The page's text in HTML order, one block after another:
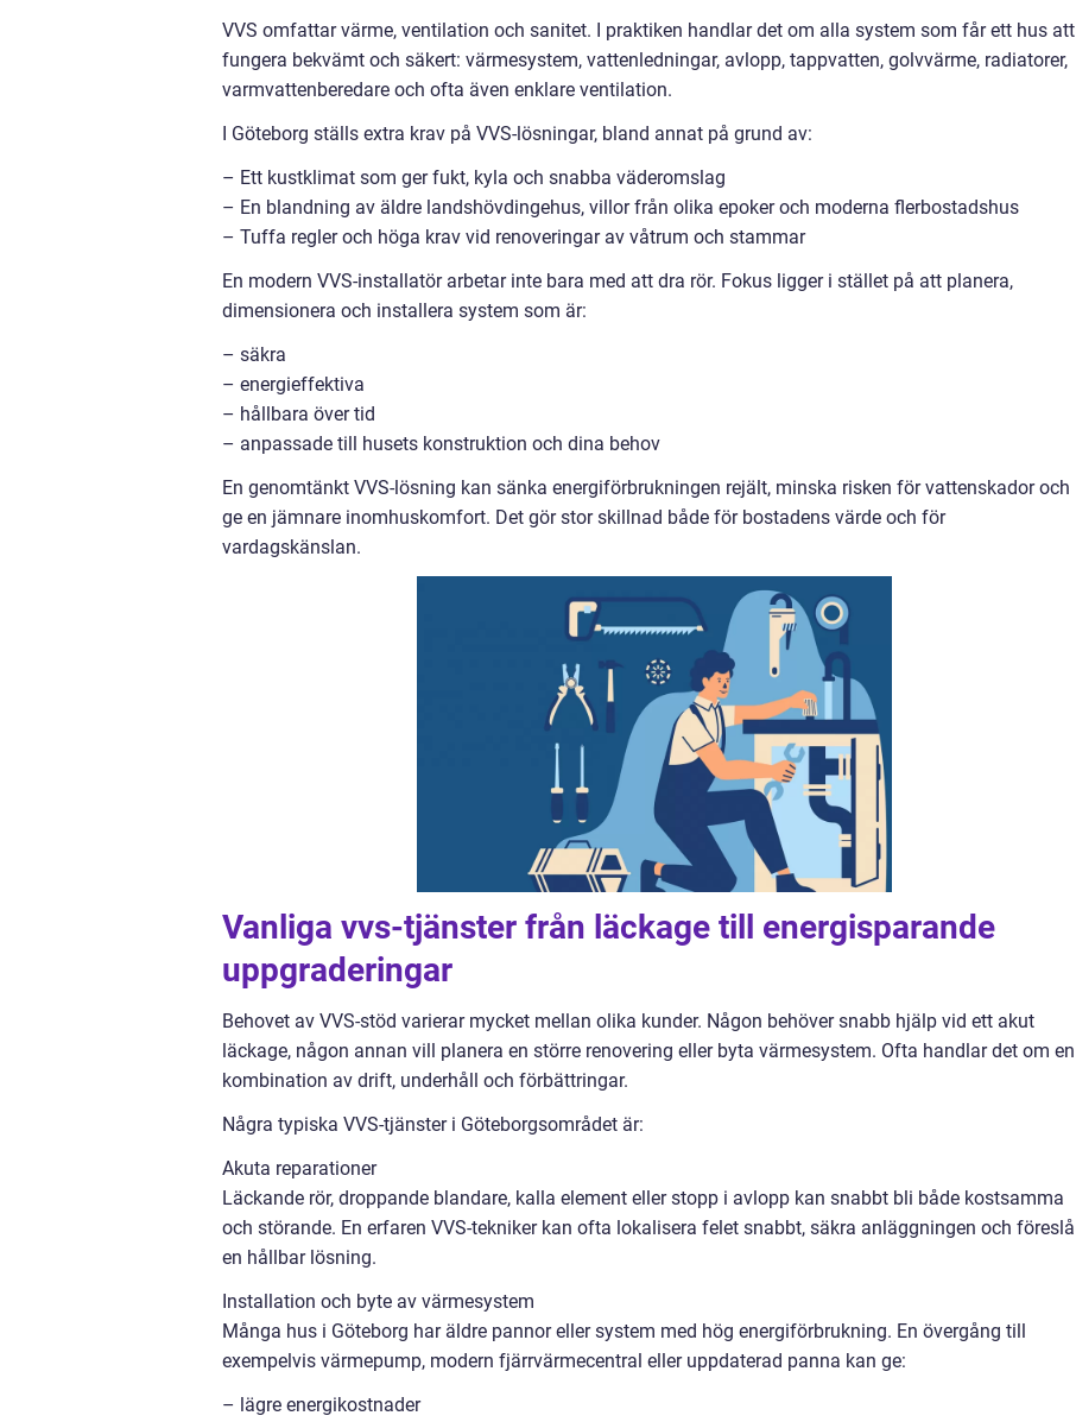
VVS omfattar värme, ventilation och sanitet. I praktiken handlar det om alla system som får ett hus att
fungera bekvämt och säkert: värmesystem, vattenledningar, avlopp, tappvatten, golvvärme, radiatorer,
varmvattenberedare och ofta även enklare ventilation.
I Göteborg ställs extra krav på VVS-lösningar, bland annat på grund av:
– Ett kustklimat som ger fukt, kyla och snabba väderomslag
– En blandning av äldre landshövdingehus, villor från olika epoker och moderna flerbostadshus
– Tuffa regler och höga krav vid renoveringar av våtrum och stammar
En modern VVS-installatör arbetar inte bara med att dra rör. Fokus ligger i stället på att planera,
dimensionera och installera system som är:
– säkra
– energieffektiva
– hållbara över tid
– anpassade till husets konstruktion och dina behov
En genomtänkt VVS-lösning kan sänka energiförbrukningen rejält, minska risken för vattenskador och
ge en jämnare inomhuskomfort. Det gör stor skillnad både för bostadens värde och för
vardagskänslan.
Vanliga vvs-tjänster från läckage till energisparande
uppgraderingar
Behovet av VVS-stöd varierar mycket mellan olika kunder. Någon behöver snabb hjälp vid ett akut
läckage, någon annan vill planera en större renovering eller byta värmesystem. Ofta handlar det om en
kombination av drift, underhåll och förbättringar.
Några typiska VVS-tjänster i Göteborgsområdet är:
Akuta reparationer
Läckande rör, droppande blandare, kalla element eller stopp i avlopp kan snabbt bli både kostsamma
och störande. En erfaren VVS-tekniker kan ofta lokalisera felet snabbt, säkra anläggningen och föreslå
en hållbar lösning.
Installation och byte av värmesystem
Många hus i Göteborg har äldre pannor eller system med hög energiförbrukning. En övergång till
exempelvis värmepump, modern fjärrvärmecentral eller uppdaterad panna kan ge:
– lägre energikostnader